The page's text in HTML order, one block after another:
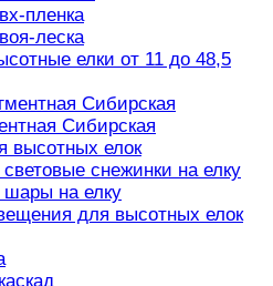
пленка
леска
елки от 11 до 48,5
Сибирская
Сибирская
высотных елок
снежинки на елку
на елку
для высотных елок